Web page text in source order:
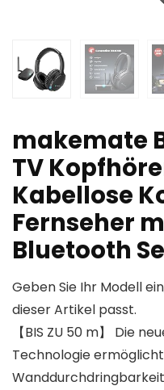
makemate
TV
Kabellose
Fernseher
Bluetooth
Geben Sie Ihr Modell
dieser Artikel passt.
【BIS ZU 50 m】 Die
Technologie